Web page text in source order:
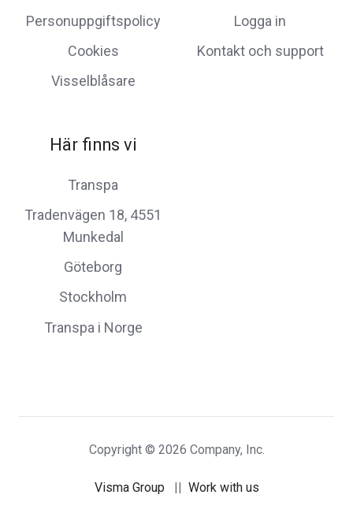
Personuppgiftspolicy
Cookies
Visselblåsare
Logga in
Kontakt och support
Här finns vi
Transpa
Tradenvägen 18, 4551
Munkedal
Göteborg
Stockholm
Transpa i Norge
Copyright © 2026 Company, Inc.
Visma Group || Work with us